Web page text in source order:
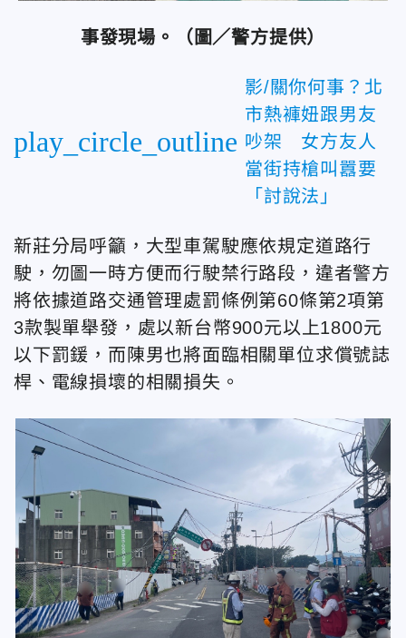
事發現場。（圖／警方提供）
play_circle_outline
影/關你何事？北
市熱褲妞跟男友
吵架 女方友人
當街持槍叫囂要
「討說法」
新莊分局呼籲，大型車駕駛應依規定道路行
駛，勿圖一時方便而行駛禁行路段，違者警方
將依據道路交通管理處罰條例第60條第2項第
3款製單舉發，處以新台幣900元以上1800元
以下罰鍰，而陳男也將面臨相關單位求償號誌
桿、電線損壞的相關損失。